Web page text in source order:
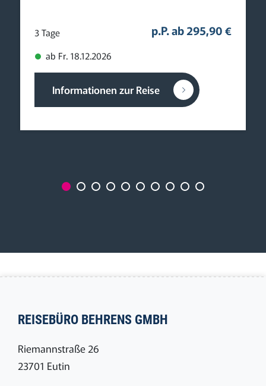
3 Tage
ab Fr. 18.12.2026
p.P. ab 295,90 €
Informationen zur Reise
REISEBÜRO BEHRENS GMBH
Riemannstraße 26
23701 Eutin